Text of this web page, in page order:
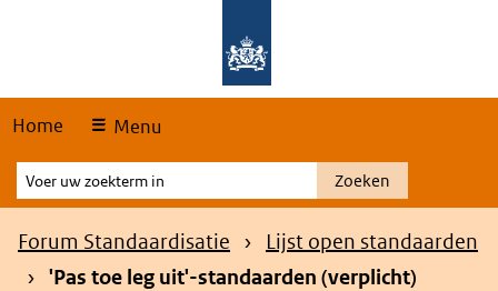
Home Menu
Voer
uw
zoekterm
Zoeken
Kruimelpad
Forum Standaardisatie
Lijst open standaarden
'Pas toe leg uit'-standaarden (verplicht)